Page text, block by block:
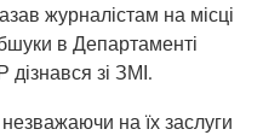
журналістам на місці
в Департаменті
зі ЗМІ.
на їх заслуги